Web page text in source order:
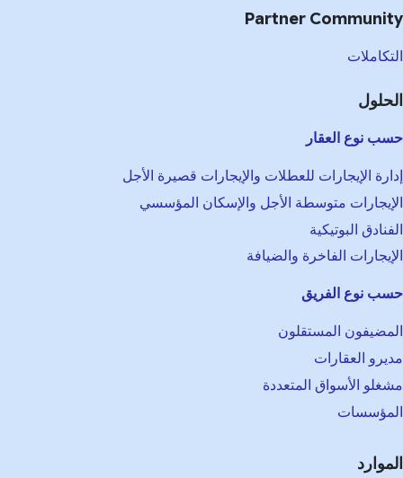
Partner
نوع العقار
الإيجارات للعطلات والإيجارات قصيرة الأجل
متوسطة الأجل والإسكان المؤسسي
البوتيكية
الفاخرة والضيافة
نوع الفريق
المستقلون
العقارات
الأسواق المتعددة